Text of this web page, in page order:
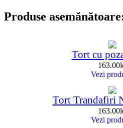
Produse
Tort cu
163.00
Vezi
Tort Trandafiri
163.00
Vezi